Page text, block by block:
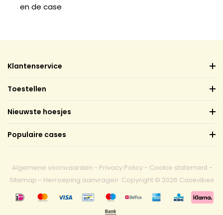
en de case
Klantenservice
Toestellen
Nieuwste hoesjes
Populaire cases
Algemene voorwaarden - Privacy Policy - Cookie statement -
Sitemap - Herroeping aanvragen Copyright © 2026 Casevibes